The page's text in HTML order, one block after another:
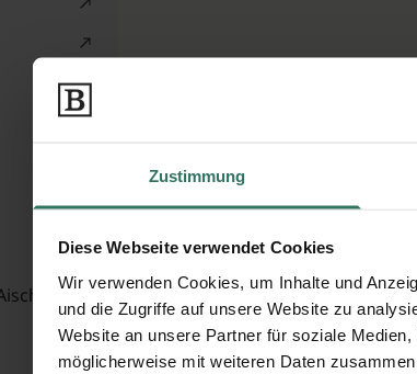
Zustimmung
Diese Webseite verwendet Cookies
Wir verwenden Cookies, um Inhalte und
und die Zugriffe auf unsere Website zu
Website an unsere Partner für soziale
möglicherweise mit weiteren Daten
Bad